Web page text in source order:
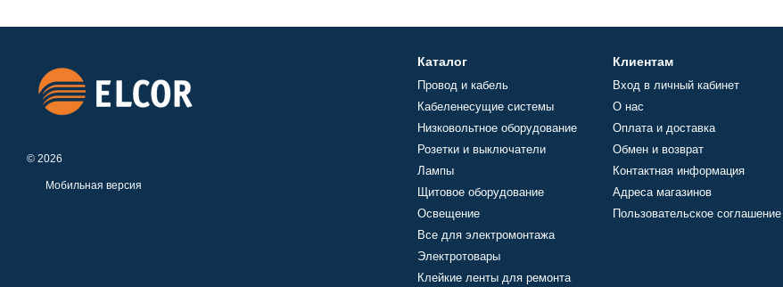
© 2026
Мобильная версия
Каталог
Провод и кабель
Кабеленесущие системы
Низковольтное оборудование
Розетки и выключатели
Лампы
Щитовое оборудование
Освещение
Все для электромонтажа
Электротовары
Клейкие ленты для ремонта
Клиентам
Вход в личный кабинет
О нас
Оплата и доставка
Обмен и возврат
Контактная информация
Адреса магазинов
Пользовательское соглашение